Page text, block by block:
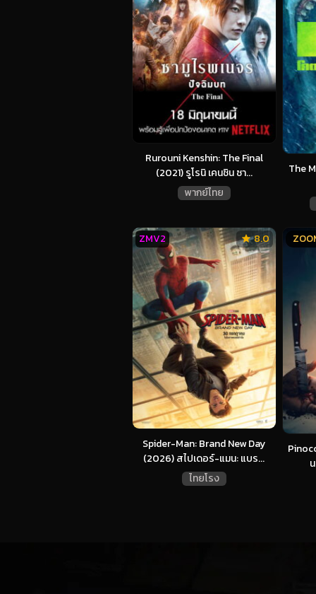
Rurouni Kenshin: The Final
(2021) รูโรนิ เคนชิน ซา...
พากย์ไทย
The
Spider-Man: Brand New Day
(2026) สไปเดอร์-แมน: แบร...
ไทยโรง
8.0
ZMV2